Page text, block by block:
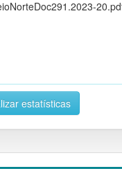
estatísticas